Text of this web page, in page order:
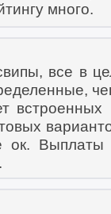
много.
все в
ок. Выплаты